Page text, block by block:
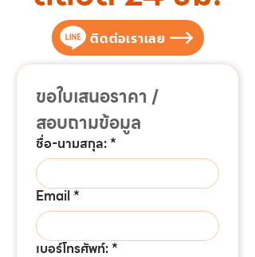
ติดต่อเราเลย
ขอใบเสนอราคา /
สอบถามข้อมูล
ชื่อ-นามสกุล: *
Email *
เบอร์โทรศัพท์: *